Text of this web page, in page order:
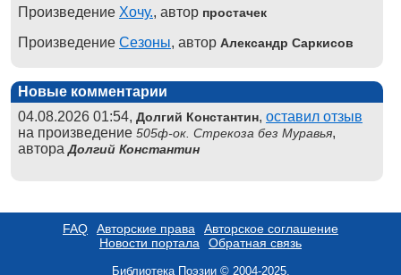
Произведение Хочу., автор простачек
Произведение Сезоны, автор Александр Саркисов
Новые комментарии
04.08.2026 01:54, Долгий Константин, оставил отзыв
на произведение 505ф-ок. Стрекоза без Муравья,
автораДолгий Константин
FAQ Авторские права
Авторское соглашение
Новости портала
Обратная связь
Библиотека Поэзии © 2004-2025.